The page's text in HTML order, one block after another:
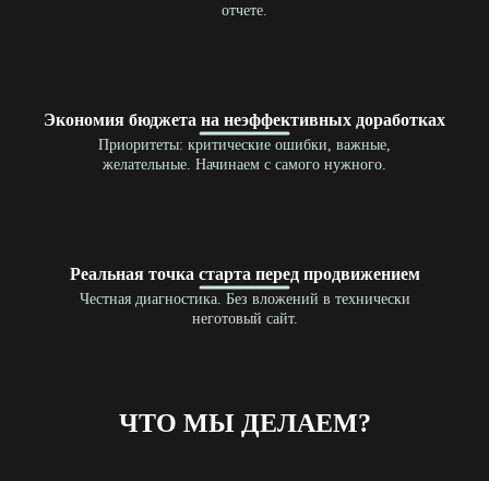
отчете.
Экономия бюджета на неэффективных доработках
Приоритеты: критические ошибки, важные,
желательные. Начинаем с самого нужного.
Реальная точка старта перед продвижением
Честная диагностика. Без вложений в технически
неготовый сайт.
ЧТО МЫ ДЕЛАЕМ?